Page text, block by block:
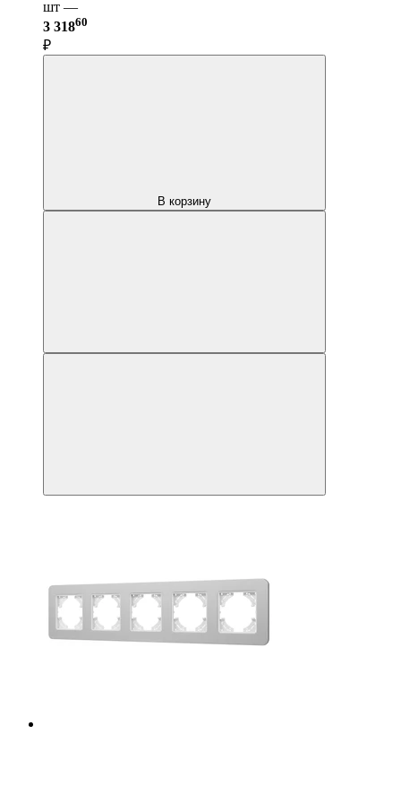
шт —
3 31860
₽
В корзину